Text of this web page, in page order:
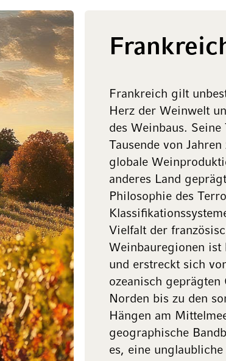
Frankreich gilt
Herz der Weinwelt
des Weinbaus.
Tausende von
globale
anderes Land
Philosophie des
Vielfalt der
Weinbauregionen ist
und erstreckt sich
ozeanisch geprägten
Norden bis zu den
Hängen am
geographische
es, eine